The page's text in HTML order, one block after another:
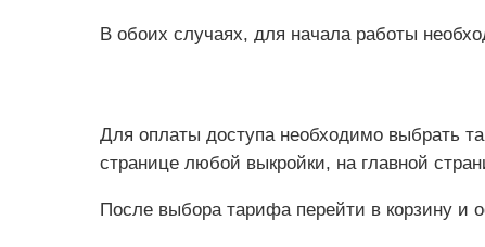
В обоих случаях, для начала работы
Для оплаты доступа необходимо выбрать
странице любой выкройки, на главной
После выбора тарифа перейти в корзину и